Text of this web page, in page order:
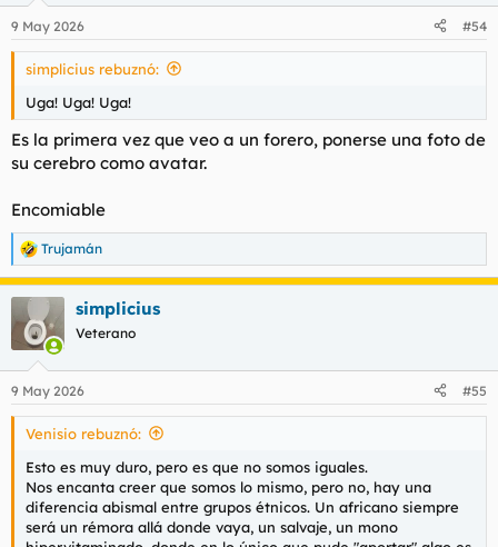
9 May 2026 #54
simplicius rebuznó:
Uga! Uga! Uga!
Es la primera vez que veo a un forero, ponerse una foto de
su cerebro como avatar.
Encomiable
R
e
a
c
e
s
Trujamán
simplicius
Veterano
9 May 2026 #55
Venisio rebuznó:
Esto es muy duro, pero es que no somos iguales.
Nos encanta creer que somos lo mismo, pero no, hay una
diferencia abismal entre grupos étnicos. Un africano siempre
será un rémora allá donde vaya, un salvaje, un mono